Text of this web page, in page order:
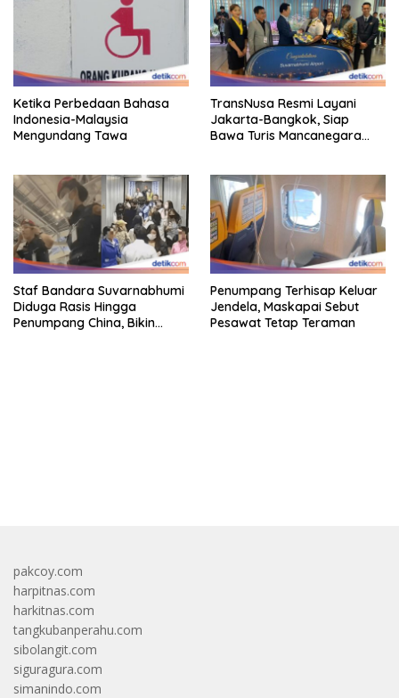
Ketika Perbedaan Bahasa
Indonesia-Malaysia
Mengundang Tawa
TransNusa Resmi Layani
Jakarta-Bangkok, Siap
Bawa Turis Mancanegara
Staf Bandara Suvarnabhumi
Diduga Rasis Hingga
Penumpang China, Bikin
Penumpang Terhisap Keluar
Jendela, Maskapai Sebut
Pesawat Tetap Teraman
pakcoy.com
harpitnas.com
harkitnas.com
tangkubanperahu.com
sibolangit.com
siguragura.com
simanindo.com